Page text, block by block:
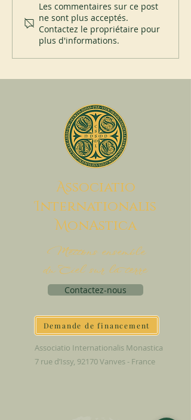
Les commentaires sur ce post
ne sont plus acceptés.
Contactez le propriétaire pour
plus d'informations.
Associatio
Internationalis
MonAstica
Mettons ensemble
du Ciel sur la terre
Contactez-nous
Demande de financement
Associatio Internationalis Monastica
7 rue d’Issy, 92170 Vanves - France